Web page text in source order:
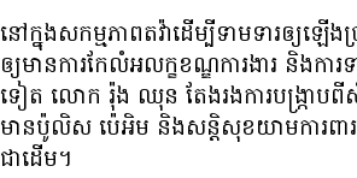
នៅ​ក្នុង​សកម្មភាព​តវ៉ា​ដើម្បី​ទាមទារ​ឲ្យ​ឡើង​
ឲ្យ​មាន​ការ​កែលំអ​លក្ខខណ្ឌ​ការងារ និង​ការ​
ទៀត លោក រ៉ុង ឈុន តែង​រង​ការ​បង្ក្រាប​ពី​
មាន​ប៉ូលិស ប៉េអិម និង​សន្តិសុខ​យាម​ការពា
ជាដើម។